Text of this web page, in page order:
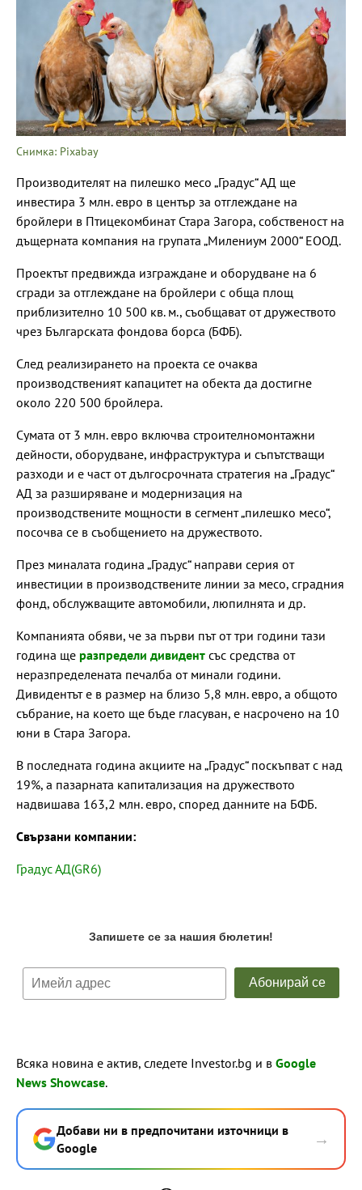
Снимка: Pixabay
Производителят на пилешко месо „Градус“ АД ще
инвестира 3 млн. евро в център за отглеждане на
бройлери в Птицекомбинат Стара Загора, собственост на
дъщерната компания на групата „Милениум 2000“ ЕООД.
Проектът предвижда изграждане и оборудване на 6
сгради за отглеждане на бройлери с обща площ
приблизително 10 500 кв. м., съобщават от дружеството
чрез Българската фондова борса (БФБ).
След реализирането на проекта се очаква
производственият капацитет на обекта да достигне
около 220 500 бройлера.
Сумата от 3 млн. евро включва строителномонтажни
дейности, оборудване, инфраструктура и съпътстващи
разходи и е част от дългосрочната стратегия на „Градус“
АД за разширяване и модернизация на
производствените мощности в сегмент „пилешко месо“,
посочва се в съобщението на дружеството.
През миналата година „Градус“ направи серия от
инвестиции в производствените линии за месо, сградния
фонд, обслужващите автомобили, люпилнята и др.
Компанията обяви, че за първи път от три години тази
година ще разпредели дивидент със средства от
неразпределената печалба от минали години.
Дивидентът е в размер на близо 5,8 млн. евро, а общото
събрание, на което ще бъде гласуван, е насрочено на 10
юни в Стара Загора.
В последната година акциите на „Градус“ поскъпват с над
19%, а пазарната капитализация на дружеството
надвишава 163,2 млн. евро, според данните на БФБ.
Свързани компании:
Градус АД(GR6)
Всяка новина е актив, следете Investor.bg и в Google
News Showcase.
Добави ни в предпочитани източници в
Google
→